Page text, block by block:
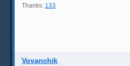
Thanks: 133
Vovanchik